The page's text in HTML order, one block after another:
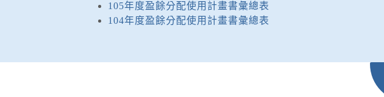
105年度盈餘分配使用計畫書彙總表
104年度盈餘分配使用計畫書彙總表